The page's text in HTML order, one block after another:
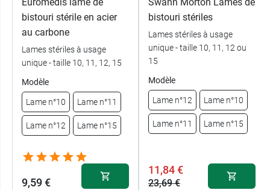
bistouri stérile en acier
au carbone
Lames stériles à usage
unique - taille 10, 11, 12, 15
Modèle
Lame n°10 Lame n°11
Lame n°12 Lame n°15
9,59 €
bistouri stériles
Lames stériles à usage
unique - taille 10, 11, 12 ou
15
Modèle
Lame n°12 Lame n°10
Lame n°11 Lame n°15
11,84 €
23,69 €